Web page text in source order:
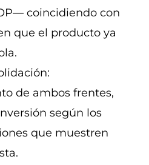
coincidiendo con
que el producto ya
de ambos frentes,
según los
que muestren